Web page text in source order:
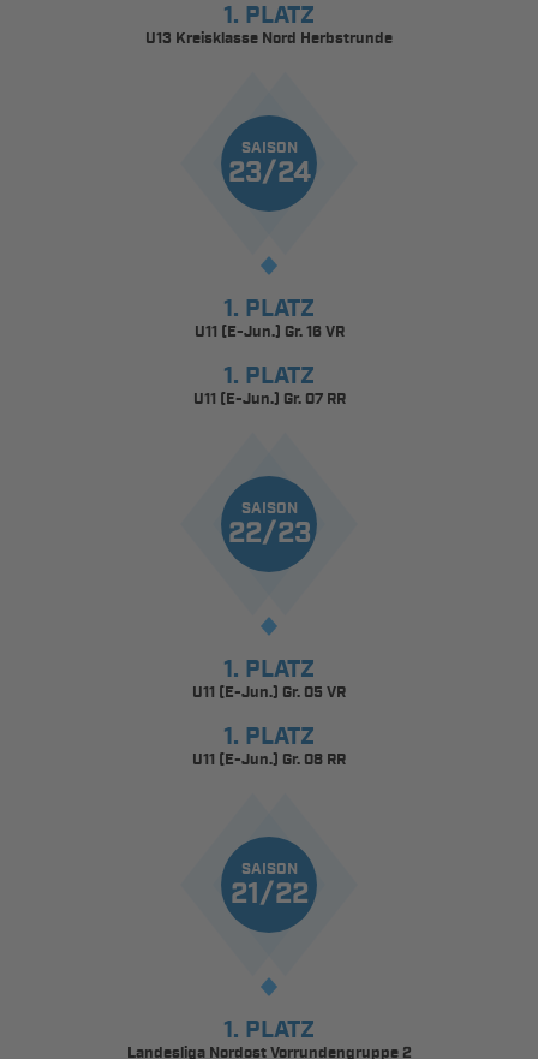
1. PLATZ
U13 Kreisklasse Nord Herbstrunde
SAISON
23/24
1. PLATZ
U11 (E-Jun.) Gr. 16 VR
1. PLATZ
U11 (E-Jun.) Gr. 07 RR
SAISON
22/23
1. PLATZ
U11 (E-Jun.) Gr. 05 VR
1. PLATZ
U11 (E-Jun.) Gr. 08 RR
SAISON
21/22
1. PLATZ
Landesliga Nordost Vorrundengruppe 2